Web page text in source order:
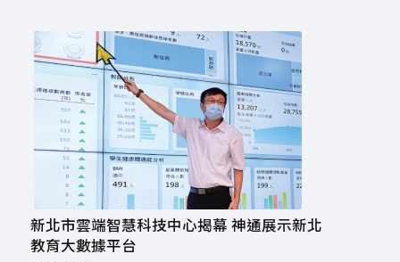
新北市雲端智慧科技中心揭幕 神通展示新北
教育大數據平台